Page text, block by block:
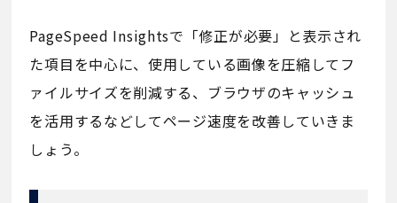
PageSpeed Insightsで「修正が必要」と表示され
た項目を中心に、使用している画像を圧縮してフ
ァイルサイズを削減する、ブラウザのキャッシュ
を活用するなどしてページ速度を改善していきま
しょう。